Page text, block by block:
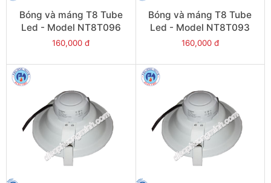
Bóng và máng T8 Tube
Led - Model NT8T096
160,000 đ
Bóng và máng T8 Tube
Led - Model NT8T093
160,000 đ